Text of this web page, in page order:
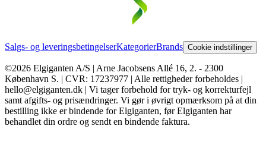
Salgs- og leveringsbetingelserKategorierBrands Cookie indstillinger
©2026 Elgiganten A/S | Arne Jacobsens Allé 16, 2. - 2300
København S. | CVR: 17237977 | Alle rettigheder forbeholdes |
hello@elgiganten.dk | Vi tager forbehold for tryk- og korrekturfejl
samt afgifts- og prisændringer. Vi gør i øvrigt opmærksom på at din
bestilling ikke er bindende for Elgiganten, før Elgiganten har
behandlet din ordre og sendt en bindende faktura.